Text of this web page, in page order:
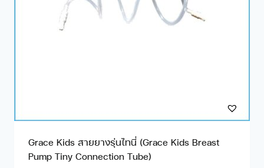
Grace Kids สายยางรุ่นไทนี่ (Grace Kids Breast
Pump Tiny Connection Tube)